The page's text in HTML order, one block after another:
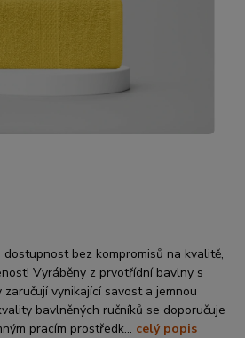
dostupnost bez kompromisů na kvalitě,
Vyráběny z prvotřídní bavlny s
vynikající savost a jemnou
bavlněných ručníků se doporučuje
pracím prostředk... celý popis